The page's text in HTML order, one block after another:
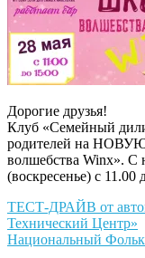
Дорогие друзья!
Клуб «Семейный
родителей на
волшебства Winx». С
(воскресенье) с
Навигация
по
записям
ТЕСТ-ДРАЙВ от
Технический Центр»
Национальный